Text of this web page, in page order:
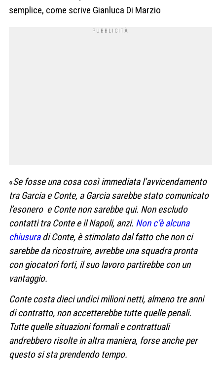
semplice, come scrive Gianluca Di Marzio
«Se fosse una cosa così immediata l’avvicendamento
tra Garcia e Conte, a Garcia sarebbe stato comunicato
l’esonero e Conte non sarebbe qui. Non escludo
contatti tra Conte e il Napoli, anzi. Non c’è alcuna
chiusuradi Conte, è stimolato dal fatto che non ci
sarebbe da ricostruire, avrebbe una squadra pronta
con giocatori forti, il suo lavoro partirebbe con un
vantaggio.
Conte costa dieci undici milioni netti, almeno tre anni
di contratto, non accetterebbe tutte quelle penali.
Tutte quelle situazioni formali e contrattuali
andrebbero risolte in altra maniera, forse anche per
questo si sta prendendo tempo.